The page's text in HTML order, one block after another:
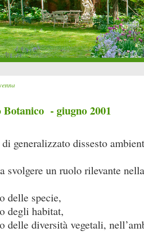
- giugno 2001
di generalizzato dissesto
svolgere un ruolo rilevante
delle specie,
degli habitat,
delle diversità vegetali,